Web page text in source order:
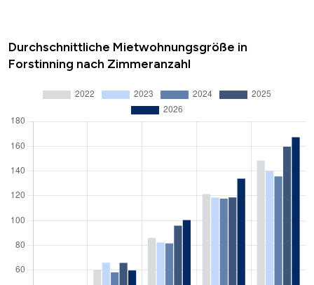
Durchschnittliche Mietwohnungsgröße in
Forstinning nach Zimmeranzahl